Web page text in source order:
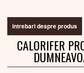
intrebari despre produs
CALORIFER